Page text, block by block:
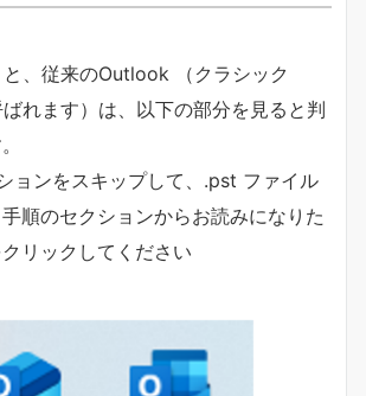
、従来のOutlook （クラシック
れます）は、以下の部分を見ると判
ョンをスキップして、.pst ファイル
順のセクションからお読みになりた
クリックしてください